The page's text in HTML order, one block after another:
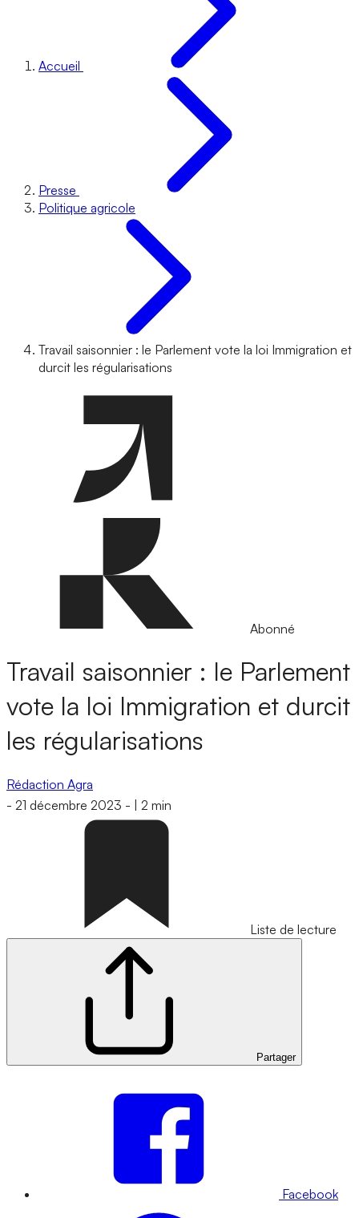
Accueil
Presse
Politique agricole
Travail saisonnier : le Parlement vote la loi Immigration et
durcit les régularisations
Abonné
Travail saisonnier : le Parlement
vote la loi Immigration et durcit
les régularisations
Rédaction Agra
- 21 décembre 2023 - 2 min
Liste de lecture
Partager
Facebook